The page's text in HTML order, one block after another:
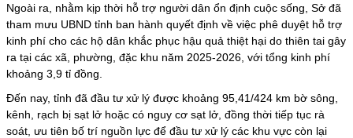
Ngoài ra, nhằm kịp thời hỗ trợ người dân ổn định cuộc sống, Sở đã
tham mưu UBND tỉnh ban hành quyết định về việc phê duyệt hỗ trợ
kinh phí cho các hộ dân khắc phục hậu quả thiệt hại do thiên tai gây
ra tại các xã, phường, đặc khu năm 2025-2026, với tổng kinh phí
khoảng 3,9 tỉ đồng.
Đến nay, tỉnh đã đầu tư xử lý được khoảng 95,41/424 km bờ sông,
kênh, rạch bị sạt lở hoặc có nguy cơ sạt lở, đồng thời tiếp tục rà
soát, ưu tiên bố trí nguồn lực để đầu tư xử lý các khu vực còn lại